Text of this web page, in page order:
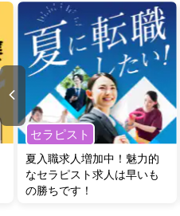
セラピスト
夏入職求人増加中！魅力的
なセラピスト求人は早いも
の勝ちです！